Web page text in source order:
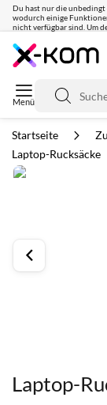
Du hast nur die
wodurch einige
nicht verfügbar sind. Um
Suche
Startseite
Laptop-Rucksäcke
Laptop-